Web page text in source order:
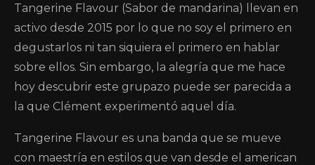
Tangerine Flavour (Sabor de mandarina) llevan en
activo desde 2015 por lo que no soy el primero en
degustarlos ni tan siquiera el primero en hablar
sobre ellos. Sin embargo, la alegría que me hace
hoy descubrir este grupazo puede ser parecida a
la que Clément experimentó aquel día.
Tangerine Flavour es una banda que se mueve
con maestría en estilos que van desde el american